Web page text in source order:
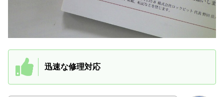
迅速な修理対応